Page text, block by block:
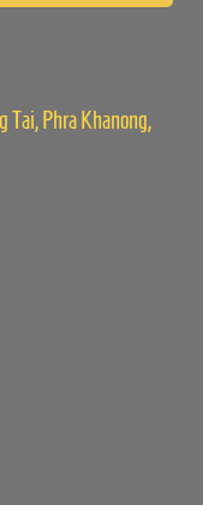
Tai, Phra Khanong,